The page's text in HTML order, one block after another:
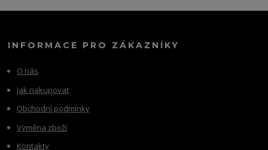
INFORMACE PRO ZÁKAZNÍKY
O nás
Jak nakupovat
Obchodní podmínky
Výměna zboží
Kontakty